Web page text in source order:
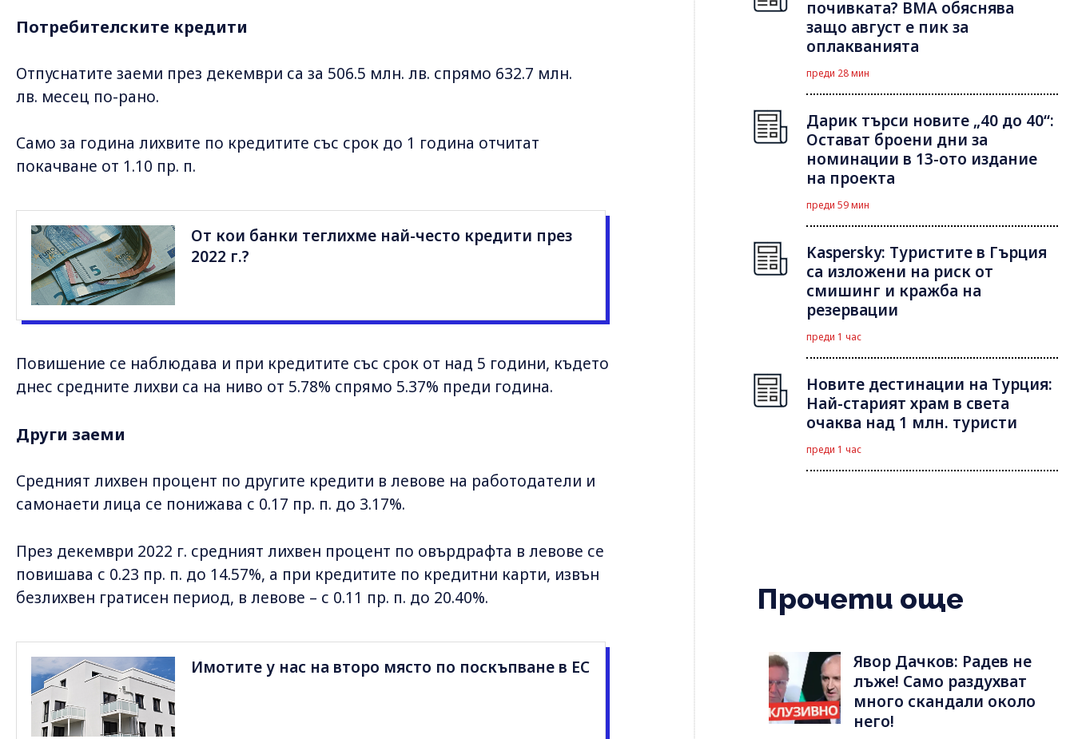
Потребителските кредити
Отпуснатите заеми през декември са за 506.5 млн. лв. спрямо 632.7 млн.
лв. месец по-рано.
Само за година лихвите по кредитите със срок до 1 година отчитат
покачване от 1.10 пр. п.
От кои банки теглихме най-често кредити през
2022 г.?
Повишение се наблюдава и при кредитите със срок от над 5 години, където
днес средните лихви са на ниво от 5.78% спрямо 5.37% преди година.
Други заеми
Средният лихвен процент по другите кредити в левове на работодатели и
самонаети лица се понижава с 0.17 пр. п. до 3.17%.
През декември 2022 г. средният лихвен процент по овърдрафта в левове се
повишава с 0.23 пр. п. до 14.57%, а при кредитите по кредитни карти, извън
безлихвен гратисен период, в левове – с 0.11 пр. п. до 20.40%.
Имотите у нас на второ място по поскъпване в ЕС
почивката? ВМА обяснява
защо август е пик за
оплакванията
преди 28 мин
Дарик търси новите „40 до 40“:
Остават броени дни за
номинации в 13-ото издание
на проекта
преди 59 мин
Kaspersky: Туристите в Гърция
са изложени на риск от
смишинг и кражба на
резервации
преди 1 час
Новите дестинации на Турция:
Най-старият храм в света
очаква над 1 млн. туристи
преди 1 час
Прочети още
Явор Дачков: Радев не
лъже! Само раздухват
много скандали около
него!